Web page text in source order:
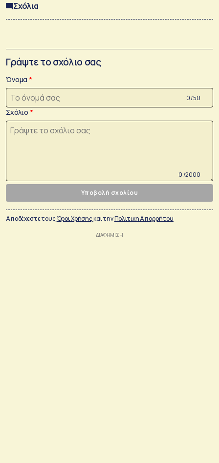
Σχόλια
Γράψτε το σχόλιο σας
Όνομα
0 /50
Σχόλιο
0 /2000
Υποβολή σχολίου
Αποδέχεστε τουςΌροι Χρήσηςκαι τηνΠολιτικη Απορρήτου